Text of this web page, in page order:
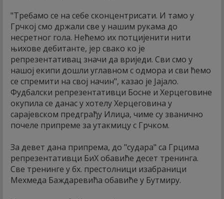
"Требамо се на себе сконцентрисати. И тамо у
Грчкој смо држали све у нашим рукама до
несретног гола. Нећемо их потцијенити нити
њихове дебитанте, јер свако ко је
репрезентативац значи да вриједи. Сви смо у
нашој екипи дошли углавном с одмора и сви ћемо
се спремити на свој начин", казао је Јајало.
Фудбалски репрезентативци Босне и Херцеговине
окупила се данас у хотелу Херцеговина у
сарајевском предграђу Илиџа, чиме су званично
почеле припреме за утакмицу с Грчком.
За девет дана припрема, до "судара" са Грцима
репрезентативци БиХ обавиће десет тренинга.
Све тренинге у бх. престолници изабраници
Мехмеда Баждаревића обавиће у Бутмиру.